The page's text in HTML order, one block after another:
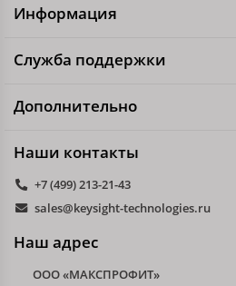
Информация
Служба поддержки
Дополнительно
Наши контакты
+7 (499) 213-21-43
sales@keysight-technologies.ru
Наш адрес
ООО «МАКСПРОФИТ»